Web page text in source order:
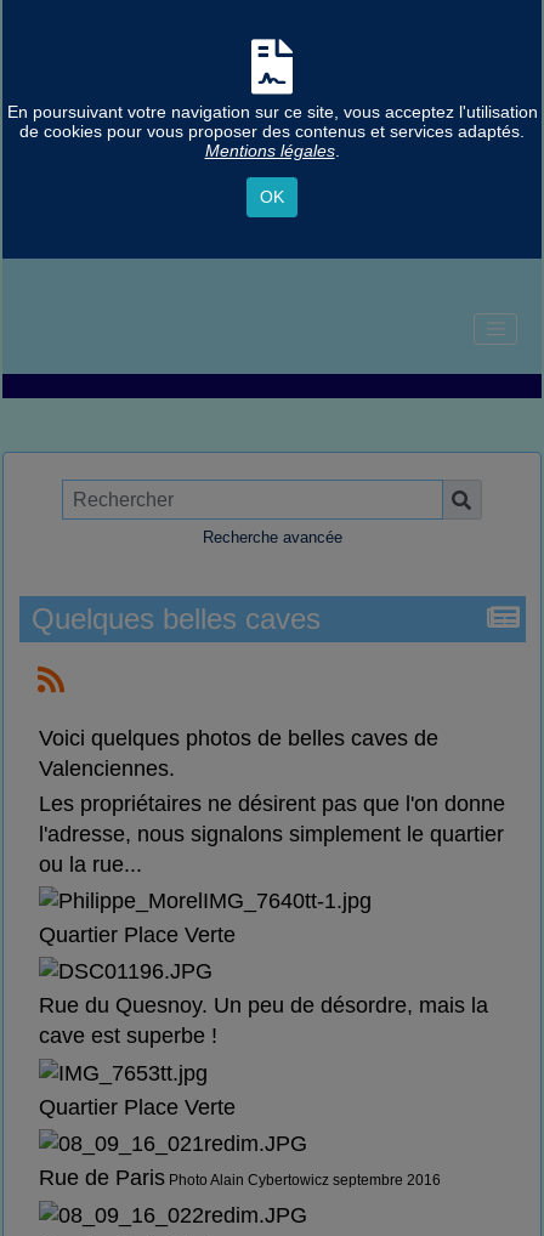
En poursuivant votre navigation sur ce site, vous acceptez l'utilisation
de cookies pour vous proposer des contenus et services adaptés.
Mentions légales.
OK
Recherche avancée
Quelques belles caves
Voici quelques photos de belles caves de
Valenciennes.
Les propriétaires ne désirent pas que l'on donne
l'adresse, nous signalons simplement le quartier
ou la rue...
Quartier Place Verte
Rue du Quesnoy. Un peu de désordre, mais la
cave est superbe !
Quartier Place Verte
Rue de ParisPhoto Alain Cybertowicz septembre 2016